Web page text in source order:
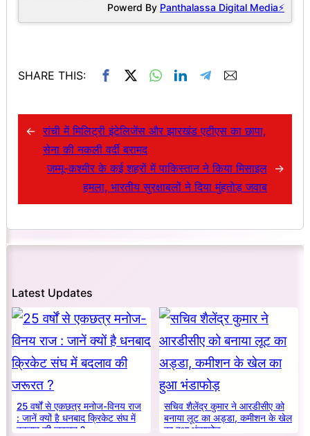
Powerd By Panthalassa Digital Media⚡
SHARE THIS:
← रांची में मिलिट्री इंटेलिजेंस और झारखंड एटीएस का छापा,
सेना की नकली वर्दी बरामद
जम्मू-कश्मीर के कई शहरों में पाकिस्तान ने किया मिसाइल
हमला, भारतीय सुरक्षाबलों ने दिया मुंहतोड़ जवाब
→
Latest Updates
25 वर्षों से एकछत्र मनोज-विनय राज
: जानें क्यों है धनबाद क्रिकेट संघ में
बदलाव की जरूरत ?
सचिव शैलेंद्र कुमार ने आरडीसीए को
बनाया लूट का अड्डा, कमीशन के खेल
का हुआ भंडाफोड़